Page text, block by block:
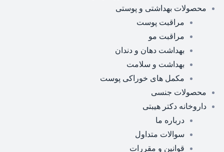
محصولات بهداشتی و پوستی
مراقبت پوست
مراقبت مو
بهداشت دهان و دندان
بهداشت و سلامت
مکمل های خوراکی پوست
محصولات جنسی
داروخانه دکتر هیبتی
درباره ما
سوالات متداول
قوانین و مقررات